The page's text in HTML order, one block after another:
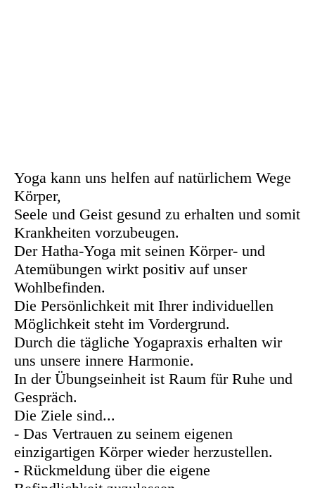
Yoga kann uns helfen auf natürlichem Wege
Körper,
Seele und Geist gesund zu erhalten und somit
Krankheiten vorzubeugen.
Der Hatha-Yoga mit seinen Körper- und
Atemübungen wirkt positiv auf unser
Wohlbefinden.
Die Persönlichkeit mit Ihrer individuellen
Möglichkeit steht im Vordergrund.
Durch die tägliche Yogapraxis erhalten wir
uns unsere innere Harmonie.
In der Übungseinheit ist Raum für Ruhe und
Gespräch.
Die Ziele sind...
- Das Vertrauen zu seinem eigenen
einzigartigen Körper wieder herzustellen.
- Rückmeldung über die eigene